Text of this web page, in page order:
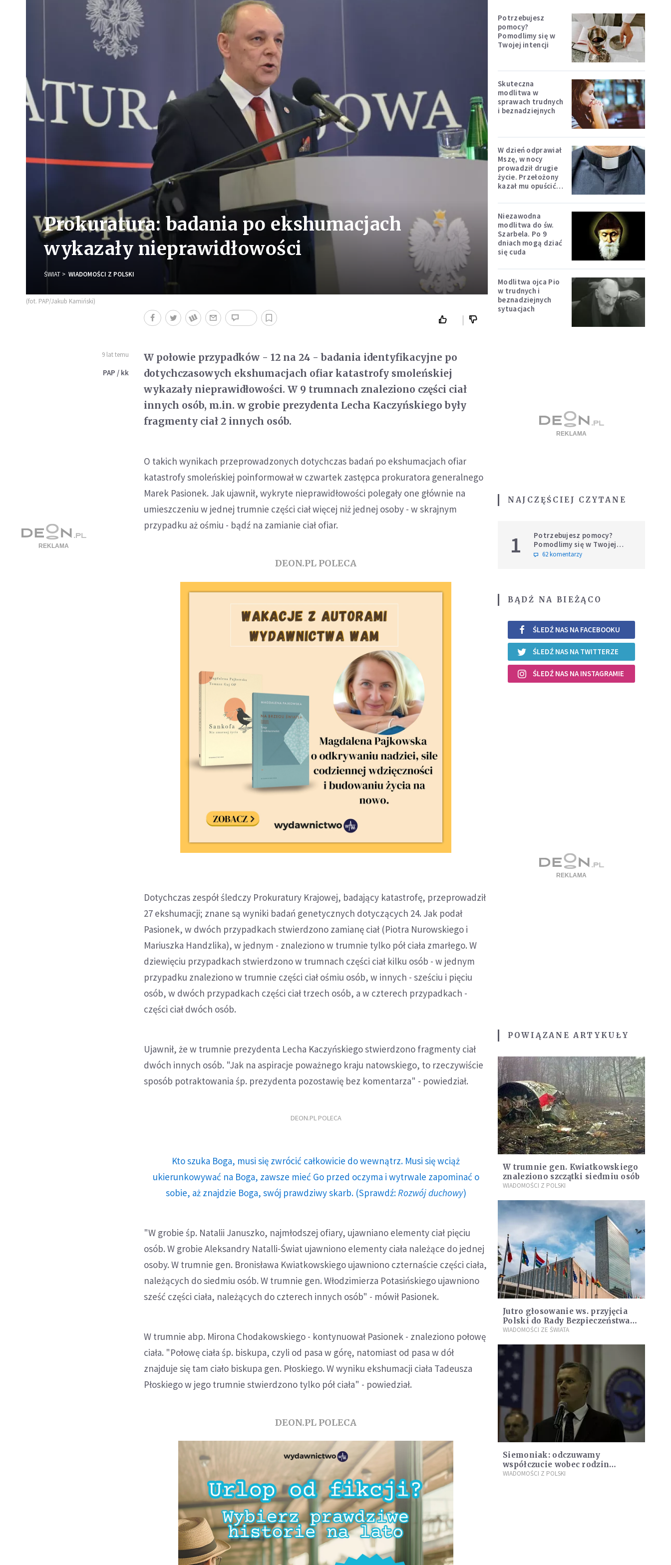
Prokuratura: badania po ekshumacjach
wykazały nieprawidłowości
ŚWIAT WIADOMOŚCI Z POLSKI
(fot. PAP/Jakub Kamiński)
9 lat temu
PAP / kk
W połowie przypadków - 12 na 24 - badania identyfikacyjne po
dotychczasowych ekshumacjach ofiar katastrofy smoleńskiej
wykazały nieprawidłowości. W 9 trumnach znaleziono części ciał
innych osób, m.in. w grobie prezydenta Lecha Kaczyńskiego były
fragmenty ciał 2 innych osób.
O takich wynikach przeprowadzonych dotychczas badań po ekshumacjach ofiar
katastrofy smoleńskiej poinformował w czwartek zastępca prokuratora generalnego
Marek Pasionek. Jak ujawnił, wykryte nieprawidłowości polegały one głównie na
umieszczeniu w jednej trumnie części ciał więcej niż jednej osoby - w skrajnym
przypadku aż ośmiu - bądź na zamianie ciał ofiar.
DEON.PL POLECA
Dotychczas zespół śledczy Prokuratury Krajowej, badający katastrofę, przeprowadził
27 ekshumacji; znane są wyniki badań genetycznych dotyczących 24. Jak podał
Pasionek, w dwóch przypadkach stwierdzono zamianę ciał (Piotra Nurowskiego i
Mariuszka Handzlika), w jednym - znaleziono w trumnie tylko pół ciała zmarłego. W
dziewięciu przypadkach stwierdzono w trumnach części ciał kilku osób - w jednym
przypadku znaleziono w trumnie części ciał ośmiu osób, w innych - sześciu i pięciu
osób, w dwóch przypadkach części ciał trzech osób, a w czterech przypadkach -
części ciał dwóch osób.
Ujawnił, że w trumnie prezydenta Lecha Kaczyńskiego stwierdzono fragmenty ciał
dwóch innych osób. "Jak na aspiracje poważnego kraju natowskiego, to rzeczywiście
sposób potraktowania śp. prezydenta pozostawię bez komentarza" - powiedział.
DEON.PL POLECA
Kto szuka Boga, musi się zwrócić całkowicie do wewnątrz. Musi się wciąż
ukierunkowywać na Boga, zawsze mieć Go przed oczyma i wytrwale zapominać o
sobie, aż znajdzie Boga, swój prawdziwy skarb. (Sprawdź: Rozwój duchowy)
"W grobie śp. Natalii Januszko, najmłodszej ofiary, ujawniano elementy ciał pięciu
osób. W grobie Aleksandry Natalli-Świat ujawniono elementy ciała należące do jednej
osoby. W trumnie gen. Bronisława Kwiatkowskiego ujawniono czternaście części ciała,
należących do siedmiu osób. W trumnie gen. Włodzimierza Potasińskiego ujawniono
sześć części ciała, należących do czterech innych osób" - mówił Pasionek.
W trumnie abp. Mirona Chodakowskiego - kontynuował Pasionek - znaleziono połowę
ciała. "Połowę ciała śp. biskupa, czyli od pasa w górę, natomiast od pasa w dół
znajduje się tam ciało biskupa gen. Płoskiego. W wyniku ekshumacji ciała Tadeusza
Płoskiego w jego trumnie stwierdzono tylko pół ciała" - powiedział.
DEON.PL POLECA
Potrzebujesz
pomocy?
Pomodlimy się w
Twojej intencji
Skuteczna
modlitwa w
sprawach trudnych
i beznadziejnych
W dzień odprawiał
Mszę, w nocy
prowadził drugie
życie. Przełożony
kazał mu opuścić
Niezawodna
modlitwa do św.
Szarbela. Po 9
dniach mogą dziać
się cuda
Modlitwa ojca Pio
w trudnych i
beznadziejnych
sytuacjach
NAJCZĘŚCIEJ CZYTANE
1
Potrzebujesz pomocy?
Pomodlimy się w Twojej
intencji
62 komentarzy
BĄDŹ NA BIEŻĄCO
ŚLEDŹ NAS NA FACEBOOKU
ŚLEDŹ NAS NA TWITTERZE
ŚLEDŹ NAS NA INSTAGRAMIE
POWIĄZANE ARTYKUŁY
W trumnie gen. Kwiatkowskiego
znaleziono szczątki siedmiu osób
WIADOMOŚCI Z POLSKI
Jutro głosowanie ws. przyjęcia
Polski do Rady Bezpieczeństwa
ONZ
WIADOMOŚCI ZE ŚWIATA
Siemoniak: odczuwamy
współczucie wobec rodzin
smoleńskich
WIADOMOŚCI Z POLSKI